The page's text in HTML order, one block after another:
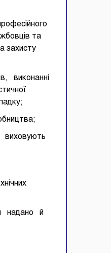
та
захисту
виконанні
виховують
надано й